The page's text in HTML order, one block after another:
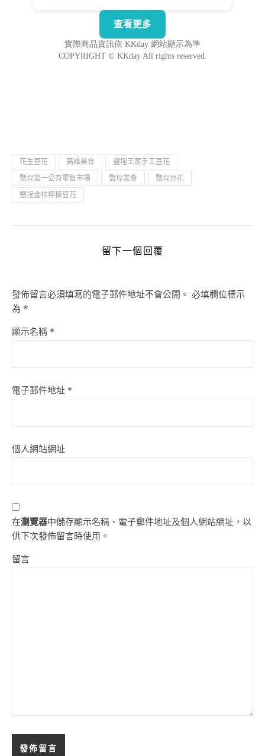
花生豆花 高雄美食
鹽埕王家手工豆花
鹽埕第一公有零售市場
鹽埕美食
鹽埕豆花
鹽埕金桔檸檬豆花
留下一個回覆
發佈留言必須填寫的電子郵件地址不會公開。 必填欄位標示
為 *
顯示名稱 *
電子郵件地址 *
個人網站網址
在瀏覽器中儲存顯示名稱、電子郵件地址及個人網站網址，以
供下次發佈留言時使用。
留言